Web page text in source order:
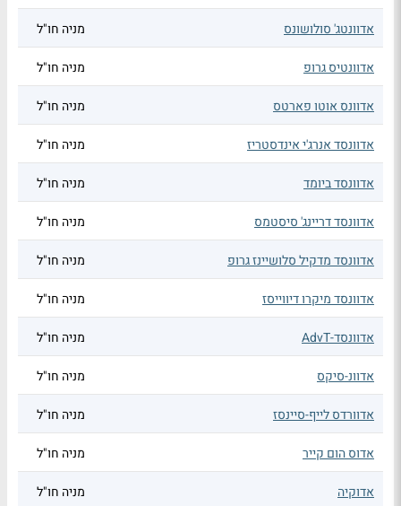
אדוונטג' סולושונס מניה חו"ל
אדוונטיס גרופ מניה חו"ל
אדוונס אוטו פארטס מניה חו"ל
אדוונסד אנרג'י אינדסטריז מניה חו"ל
אדוונסד ביומד מניה חו"ל
אדוונסד דריינג' סיסטמס מניה חו"ל
אדוונסד מדקיל סלושיינז גרופ מניה חו"ל
אדוונסד מיקרו דיווייסז מניה חו"ל
אדוונסד-AdvT מניה חו"ל
אדוונ-סיקס מניה חו"ל
אדוורדס לייף-סיינסז מניה חו"ל
אדוס הום קייר מניה חו"ל
אדוקיה מניה חו"ל